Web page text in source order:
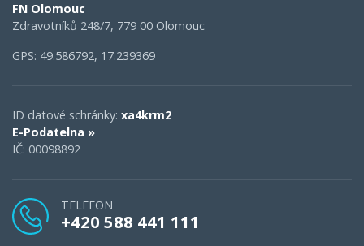
FN Olomouc
Zdravotníků 248/7, 779 00 Olomouc
GPS: 49.586792, 17.239369
ID datové schránky: xa4krm2
E-Podatelna »
IČ: 00098892
TELEFON
+420 588 441 111